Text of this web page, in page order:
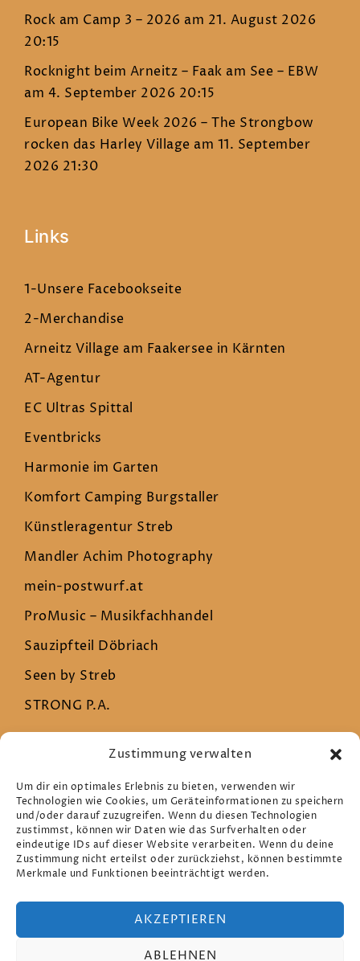
Zustimmung verwalten
Um dir ein optimales Erlebnis zu bieten, verwenden wir
Technologien wie Cookies, um Geräteinformationen zu speichern
und/oder darauf zuzugreifen. Wenn du diesen Technologien
zustimmst, können wir Daten wie das Surfverhalten oder
eindeutige IDs auf dieser Website verarbeiten. Wenn du deine
Zustimmung nicht erteilst oder zurückziehst, können bestimmte
Merkmale und Funktionen beeinträchtigt werden.
AKZEPTIEREN
ABLEHNEN
Rock am Camp 3 – 2026 am 21. August 2026
20:15
Rocknight beim Arneitz – Faak am See – EBW
am 4. September 2026 20:15
European Bike Week 2026 – The Strongbow
rocken das Harley Village am 11. September
2026 21:30
Links
1-Unsere Facebookseite
2-Merchandise
Arneitz Village am Faakersee in Kärnten
AT-Agentur
EC Ultras Spittal
Eventbricks
Harmonie im Garten
Komfort Camping Burgstaller
Künstleragentur Streb
Mandler Achim Photography
mein-postwurf.at
ProMusic – Musikfachhandel
Sauzipfteil Döbriach
Seen by Streb
STRONG P.A.
Datenschutz
Impressum